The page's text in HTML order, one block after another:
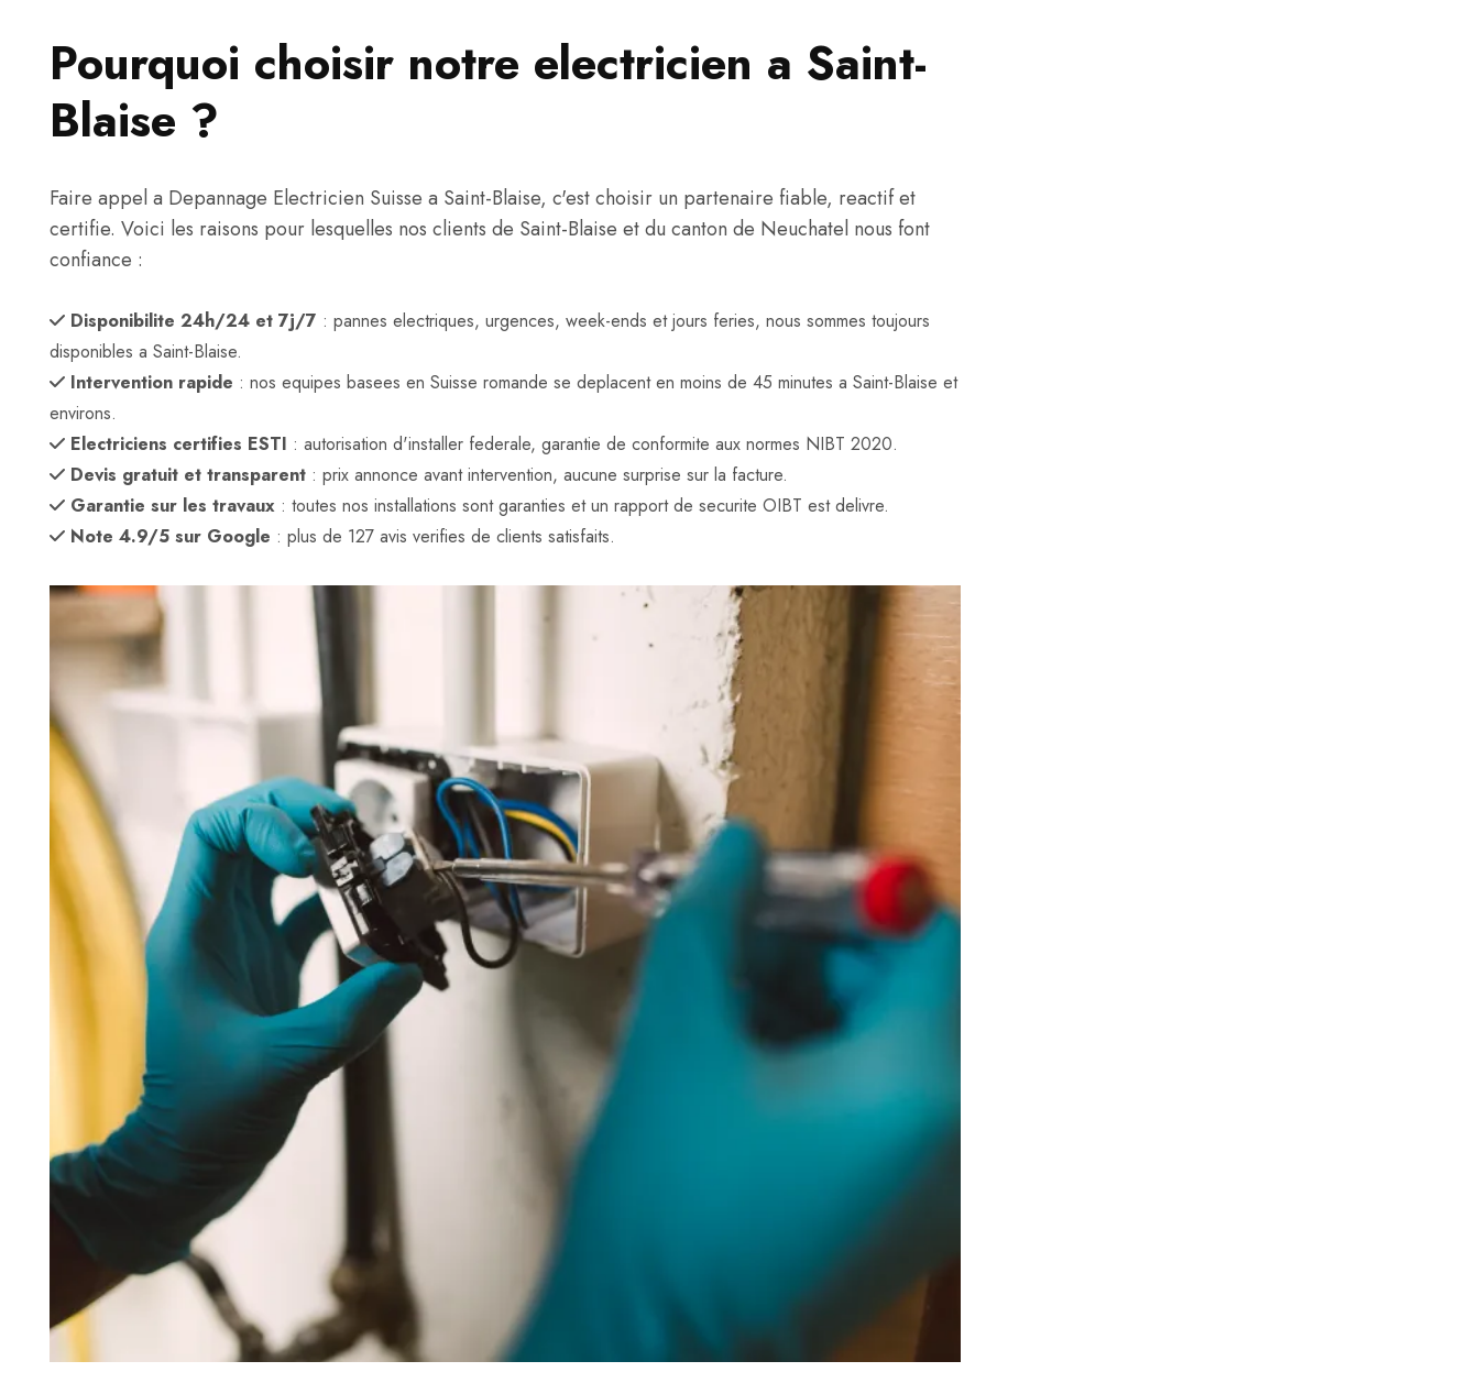
Pourquoi choisir notre electricien a Saint-
Blaise ?
Faire appel a Depannage Electricien Suisse a Saint-Blaise, c'est choisir un partenaire fiable, reactif et
certifie. Voici les raisons pour lesquelles nos clients de Saint-Blaise et du canton de Neuchatel nous font
confiance :
Disponibilite 24h/24 et 7j/7 : pannes electriques, urgences, week-ends et jours feries, nous sommes toujours
disponibles a Saint-Blaise.
Intervention rapide : nos equipes basees en Suisse romande se deplacent en moins de 45 minutes a Saint-Blaise et
environs.
Electriciens certifies ESTI : autorisation d'installer federale, garantie de conformite aux normes NIBT 2020.
Devis gratuit et transparent : prix annonce avant intervention, aucune surprise sur la facture.
Garantie sur les travaux : toutes nos installations sont garanties et un rapport de securite OIBT est delivre.
Note 4.9/5 sur Google : plus de 127 avis verifies de clients satisfaits.